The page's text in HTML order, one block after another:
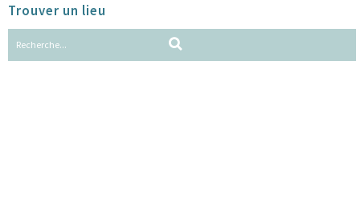
Trouver un lieu